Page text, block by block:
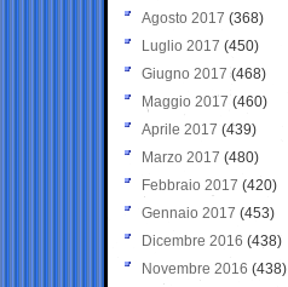
Agosto 2017 (368)
Luglio 2017 (450)
Giugno 2017 (468)
Maggio 2017 (460)
Aprile 2017 (439)
Marzo 2017 (480)
Febbraio 2017 (420)
Gennaio 2017 (453)
Dicembre 2016 (438)
Novembre 2016 (438)